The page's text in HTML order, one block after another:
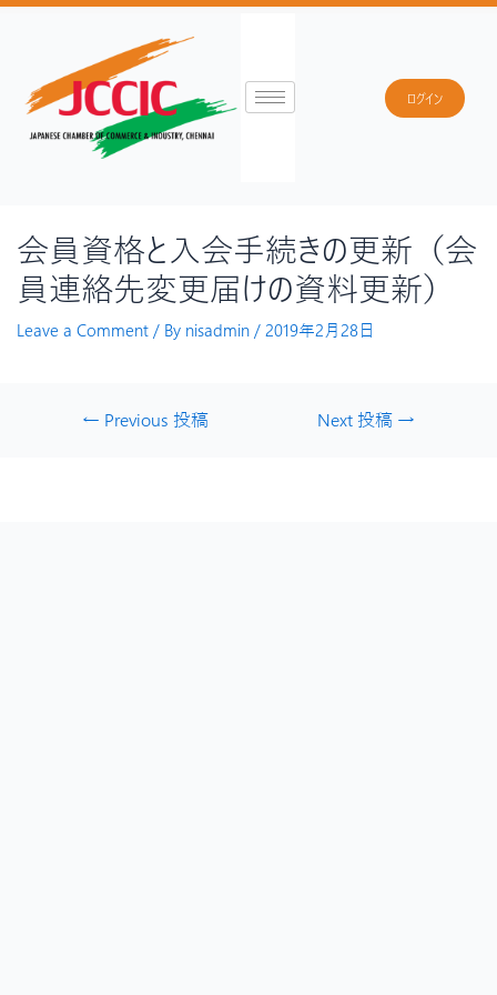
ログイン
会員資格と入会手続きの更新（会
員連絡先変更届けの資料更新）
Leave a Comment / By nisadmin / 2019年2月28日
← Previous 投稿 Next 投稿 →